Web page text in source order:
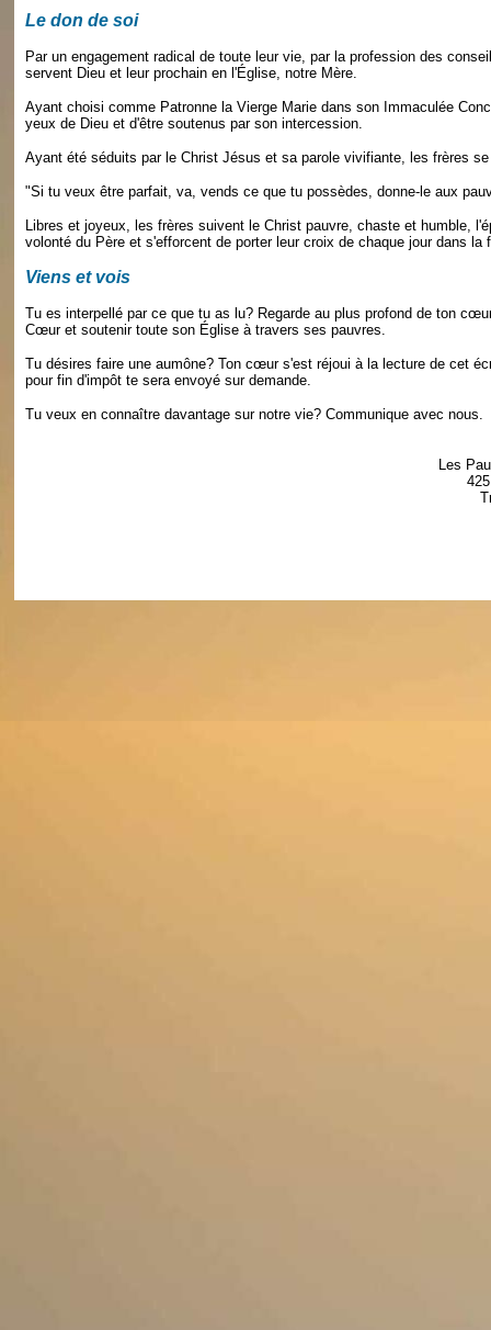
Le don de soi
Par un engagement radical de toute leur vie, par la profession des
servent Dieu et leur prochain en l'Église, notre Mère.
Ayant choisi comme Patronne la Vierge Marie dans son Immaculée
yeux de Dieu et d'être soutenus par son intercession.
Ayant été séduits par le Christ Jésus et sa parole vivifiante, les frères
"Si tu veux être parfait, va, vends ce que tu possèdes, donne-le aux
Libres et joyeux, les frères suivent le Christ pauvre, chaste et humble,
volonté du Père et s'efforcent de porter leur croix de chaque jour dans
Viens et vois
Tu es interpellé par ce que tu as lu? Regarde au plus profond de ton
Cœur et soutenir toute son Église à travers ses pauvres.
Tu désires faire une aumône? Ton cœur s'est réjoui à la lecture de cet
pour fin d'impôt te sera envoyé sur demande.
Tu veux en connaître davantage sur notre vie? Communique avec nous.
Les